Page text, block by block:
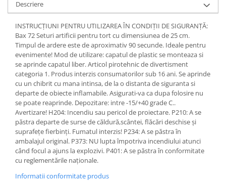
Descriere
INSTRUCȚIUNI PENTRU UTILIZAREA ÎN CONDIȚII DE SIGURANȚĂ:
Bax 72 Seturi artificii pentru tort cu dimensiunea de 25 cm.
Timpul de ardere este de aproximativ 90 secunde. Ideale pentru
evenimente! Mod de utilizare: capatul de plastic se monteaza si
se aprinde capatul liber. Articol pirotehnic de divertisment
categoria 1. Produs interzis consumatorilor sub 16 ani. Se aprinde
cu un chibrit cu mana intinsa, de la o distanta de siguranta si
departe de obiecte inflamabile. Asigurati-va ca dupa folosire nu
se poate reaprinde. Depozitare: intre -15/+40 grade C..
Avertizare! H204: Incendiu sau pericol de proiectare. P210: A se
păstra departe de surse de căldură,scântei, flăcări deschise și
suprafețe fierbinți. Fumatul interzis! P234: A se păstra în
ambalajul original. P373: NU lupta împotriva incendiului atunci
când focul a ajuns la explozivi. P401: A se păstra în conformitate
cu reglementările naționale.
Informatii conformitate produs